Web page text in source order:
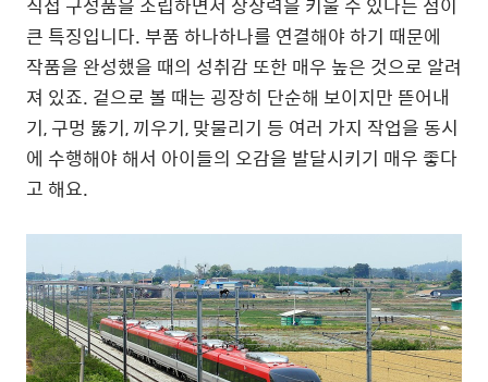
큰 특징입니다. 부품 하나하나를 연결해야 하기 때문에
작품을 완성했을 때의 성취감 또한 매우 높은 것으로 알려
져 있죠. 겉으로 볼 때는 굉장히 단순해 보이지만 뜯어내
기, 구멍 뚫기, 끼우기, 맞물리기 등 여러 가지 작업을 동시
에 수행해야 해서 아이들의 오감을 발달시키기 매우 좋다
고 해요.